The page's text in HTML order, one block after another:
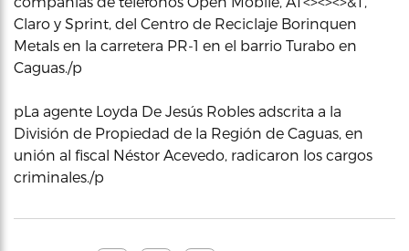
Claro y Sprint, del Centro de Reciclaje Borinquen
Metals en la carretera PR-1 en el barrio Turabo en
Caguas./p
pLa agente Loyda De Jesús Robles adscrita a la
División de Propiedad de la Región de Caguas, en
unión al fiscal Néstor Acevedo, radicaron los cargos
criminales./p